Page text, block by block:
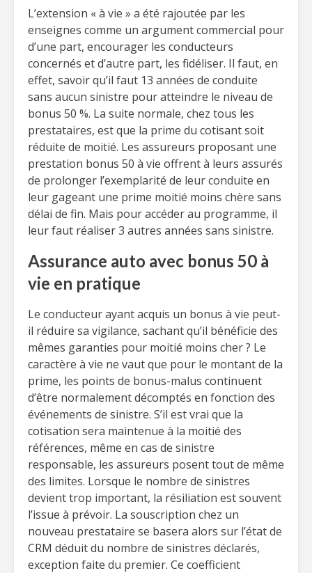
L’extension « à vie » a été rajoutée par les
enseignes comme un argument commercial pour
d’une part, encourager les conducteurs
concernés et d’autre part, les fidéliser. Il faut, en
effet, savoir qu’il faut 13 années de conduite
sans aucun sinistre pour atteindre le niveau de
bonus 50 %. La suite normale, chez tous les
prestataires, est que la prime du cotisant soit
réduite de moitié. Les assureurs proposant une
prestation bonus 50 à vie offrent à leurs assurés
de prolonger l’exemplarité de leur conduite en
leur gageant une prime moitié moins chère sans
délai de fin. Mais pour accéder au programme, il
leur faut réaliser 3 autres années sans sinistre.
Assurance auto avec bonus 50 à
vie en pratique
Le conducteur ayant acquis un bonus à vie peut-
il réduire sa vigilance, sachant qu’il bénéficie des
mêmes garanties pour moitié moins cher ? Le
caractère à vie ne vaut que pour le montant de la
prime, les points de bonus-malus continuent
d’être normalement décomptés en fonction des
événements de sinistre. S’il est vrai que la
cotisation sera maintenue à la moitié des
références, même en cas de sinistre
responsable, les assureurs posent tout de même
des limites. Lorsque le nombre de sinistres
devient trop important, la résiliation est souvent
l’issue à prévoir. La souscription chez un
nouveau prestataire se basera alors sur l’état de
CRM déduit du nombre de sinistres déclarés,
exception faite du premier. Ce coefficient